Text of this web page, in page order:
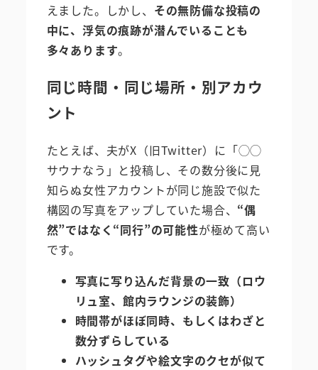
えました。しかし、 その無防備な投稿の
中に、浮気の痕跡が潜んでいることも
多々あります。
同じ時間・同じ場所・別アカウ
ント
たとえば、夫がX（旧Twitter）に「◯◯
サウナなう」と投稿し、その数分後に見
知らぬ女性アカウントが同じ施設で似た
構図の写真をアップしていた場合、 “偶
然”ではなく“同行”の可能性が極めて高い
です。
写真に写り込んだ背景の一致（ロウ
リュ室、館内ラウンジの装飾）
時間帯がほぼ同時、もしくはわざと
数分ずらしている
ハッシュタグや絵文字のクセが似て